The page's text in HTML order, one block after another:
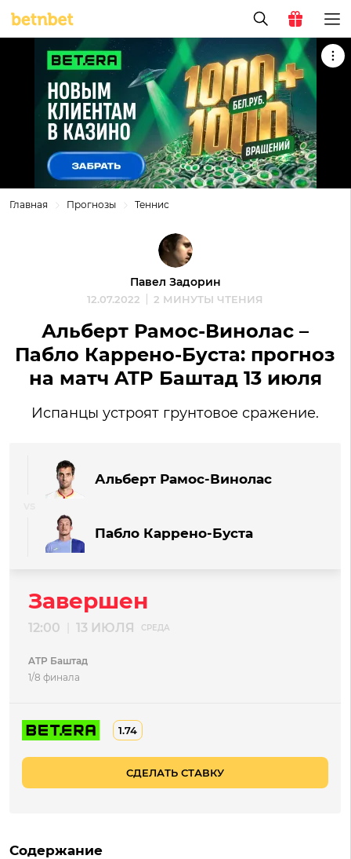
Главная Прогнозы Теннис
Павел Задорин
12.07.2022 2 МИНУТЫ ЧТЕНИЯ
Альберт Рамос-Винолас –
Пабло Каррено-Буста: прогноз
на матч ATP Баштад 13 июля
Испанцы устроят грунтовое сражение.
Альберт Рамос-Винолас
Пабло Каррено-Буста
Завершен
12:00 13 ИЮЛЯ СРЕДА
ATP Баштад
1/8 финала
1.74
СДЕЛАТЬ СТАВКУ
Содержание